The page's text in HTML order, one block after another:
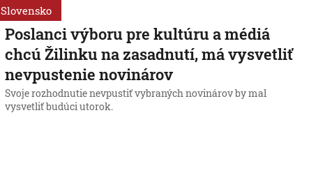
Slovensko
Poslanci výboru pre kultúru a médiá
chcú Žilinku na zasadnutí, má vysvetliť
nevpustenie novinárov
Svoje rozhodnutie nevpustiť vybraných novinárov by mal
vysvetliť budúci utorok.